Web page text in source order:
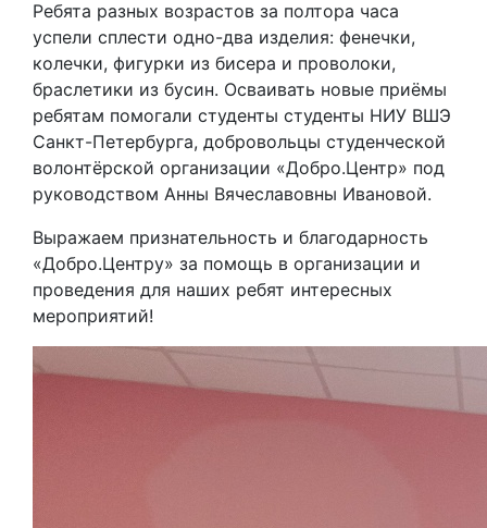
Ребята разных возрастов за полтора часа
успели сплести одно-два изделия: фенечки,
колечки, фигурки из бисера и проволоки,
браслетики из бусин. Осваивать новые приёмы
ребятам помогали студенты студенты НИУ ВШЭ
Санкт-Петербурга, добровольцы студенческой
волонтёрской организации «Добро.Центр» под
руководством Анны Вячеславовны Ивановой.
Выражаем признательность и благодарность
«Добро.Центру» за помощь в организации и
проведения для наших ребят интересных
мероприятий!